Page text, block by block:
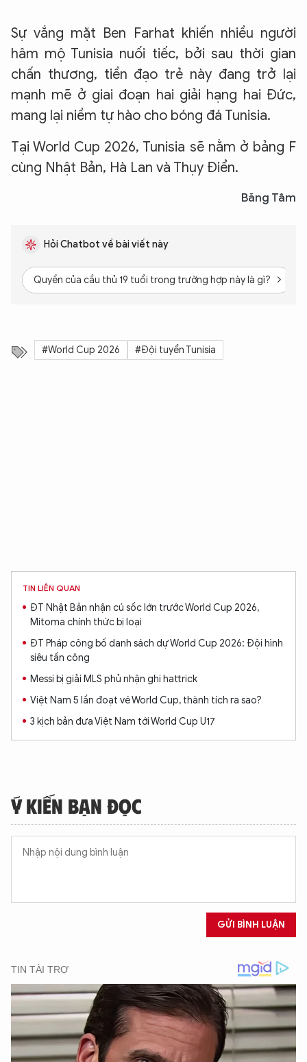
Sự vắng mặt Ben Farhat khiến nhiều người
hâm mộ Tunisia nuối tiếc, bởi sau thời gian
chấn thương, tiền đạo trẻ này đang trở lại
mạnh mẽ ở giai đoạn hai giải hạng hai Đức,
mang lại niềm tự hào cho bóng đá Tunisia.
Tại World Cup 2026, Tunisia sẽ nằm ở bảng F
cùng Nhật Bản, Hà Lan và Thụy Điển.
Băng Tâm
Hỏi Chatbot về bài viết này
Quyền của cầu thủ 19 tuổi trong trường hợp này là gì?
#World Cup 2026 #Đội tuyển Tunisia
TIN LIÊN QUAN
ĐT Nhật Bản nhận cú sốc lớn trước World Cup 2026,
Mitoma chính thức bị loại
ĐT Pháp công bố danh sách dự World Cup 2026: Đội hình
siêu tấn công
Messi bị giải MLS phủ nhận ghi hattrick
Việt Nam 5 lần đoạt vé World Cup, thành tích ra sao?
3 kịch bản đưa Việt Nam tới World Cup U17
Ý KIẾN BẠN ĐỌC
GỬI BÌNH LUẬN